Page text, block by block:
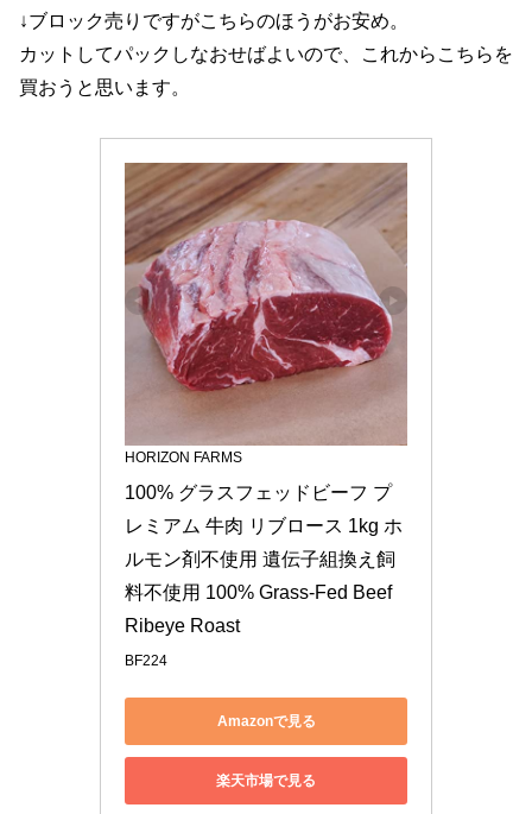
↓ブロック売りですがこちらのほうがお安め。
カットしてパックしなおせばよいので、これからこちらを
買おうと思います。
HORIZON FARMS
100% グラスフェッドビーフ プ
レミアム 牛肉 リブロース 1kg ホ
ルモン剤不使用 遺伝子組換え飼
料不使用 100% Grass-Fed Beef
Ribeye Roast
BF224
Amazonで見る
楽天市場で見る